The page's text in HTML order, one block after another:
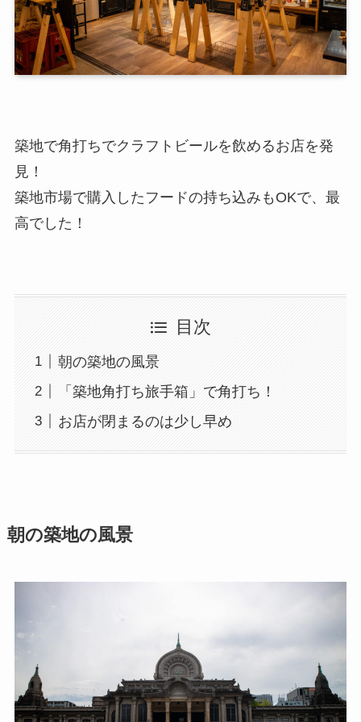
築地で角打ちでクラフトビールを飲めるお店を発
見！
築地市場で購入したフードの持ち込みもOKで、最
高でした！
目次
朝の築地の風景
「築地角打ち旅手箱」で角打ち！
お店が閉まるのは少し早め
朝の築地の風景